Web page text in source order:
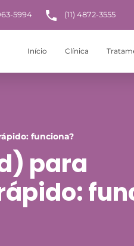
5994 (11) 4872-3555
Início Clínica
funciona?
para